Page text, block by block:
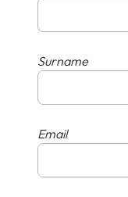
Surname
Email